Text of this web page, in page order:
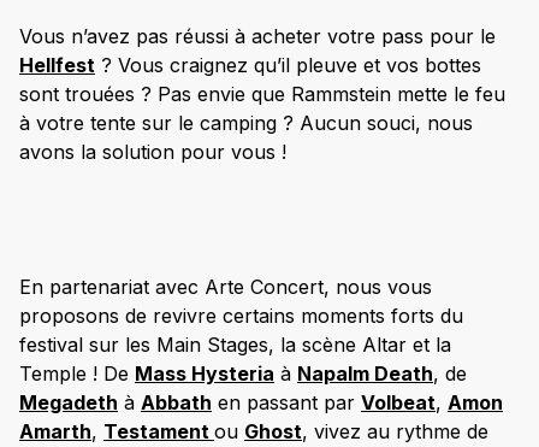
Vous n’avez pas réussi à acheter votre pass pour le
Hellfest ? Vous craignez qu’il pleuve et vos bottes
sont trouées ? Pas envie que Rammstein mette le feu
à votre tente sur le camping ? Aucun souci, nous
avons la solution pour vous !
En partenariat avec Arte Concert, nous vous
proposons de revivre certains moments forts du
festival sur les Main Stages, la scène Altar et la
Temple ! De Mass Hysteria à Napalm Death, de
Megadeth à Abbath en passant par Volbeat, Amon
Amarth, Testament ou Ghost, vivez au rythme de